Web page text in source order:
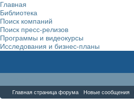
Главная
Библиотека
Поиск компаний
Поиск пресс-релизов
Программы и видеокурсы
Исследования и бизнес-планы
Главная страница форума Новые сообщения